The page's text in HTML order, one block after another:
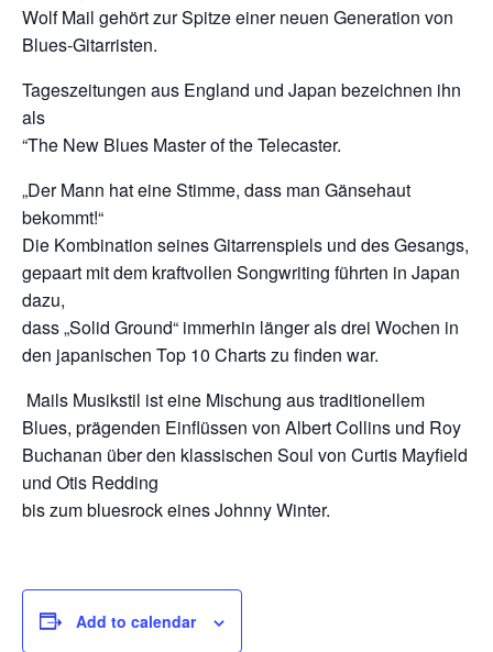
Wolf Mail gehört zur Spitze einer neuen Generation von
Blues-Gitarristen.
Tageszeitungen aus England und Japan bezeichnen ihn
als
“The New Blues Master of the Telecaster.
„Der Mann hat eine Stimme, dass man Gänsehaut
bekommt!“
Die Kombination seines Gitarrenspiels und des Gesangs,
gepaart mit dem kraftvollen Songwriting führten in Japan
dazu,
dass „Solid Ground“ immerhin länger als drei Wochen in
den japanischen Top 10 Charts zu finden war.
Mails Musikstil ist eine Mischung aus traditionellem
Blues, prägenden Einflüssen von Albert Collins und Roy
Buchanan über den klassischen Soul von Curtis Mayfield
und Otis Redding
bis zum bluesrock eines Johnny Winter.
Add to calendar